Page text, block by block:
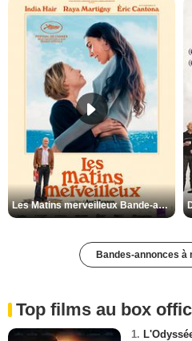
Les Matins merveilleux Bande-annonce VF
Bandes-annonces à
Top films au box
1.